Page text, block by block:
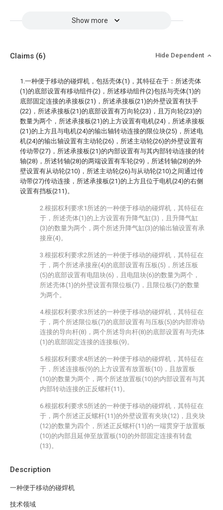
Show more
Description
一种便于移动的碰焊机
技术领域
Claims (6) Hide Dependent
1.一种便于移动的碰焊机，包括壳体(1)，其特征在于：所述壳体
(1)的底部设置有移动组件(2)，所述移动组件(2)包括与壳体(1)的
底部固定连接的承接板(21)，所述承接板(21)的外壁设置有扶手
(22)，所述承接板(21)的底部设置有万向轮(23)，且万向轮(23)的
数量为两个，所述承接板(21)的上方设置有电机(24)，所述承接板
(21)的上方且与电机(24)的输出轴转动连接的限位块(25)，所述电
机(24)的输出轴设置有主动轮(26)，所述主动轮(26)的外壁设置有
传动带(27)，所述承接板(21)的内部设置有与其内部转动连接的转
轴(28)，所述转轴(28)的两端设置有车轮(29)，所述转轴(28)的外
壁设置有从动轮(210)，所述主动轮(26)与从动轮(210)之间通过传
动带(27)传动连接，所述承接板(21)的上方且位于电机(24)的右侧
设置有挡板(211)。
2.根据权利要求1所述的一种便于移动的碰焊机，其特征在
于，所述壳体(1)的上方设置有升降气缸(3)，且升降气缸
(3)的数量为两个，两个所述升降气缸(3)的输出轴设置有承
接座(4)。
3.根据权利要求2所述的一种便于移动的碰焊机，其特征在
于，两个所述承接座(4)的底部设置有压板(5)，所述压板
(5)的底部设置有电阻块(6)，且电阻块(6)的数量为两个，
所述壳体(1)的外壁设置有限位板(7)，且限位板(7)的数量
为两个。
4.根据权利要求3所述的一种便于移动的碰焊机，其特征在
于，两个所述限位板(7)的底部设置有与压板(5)的内部滑动
连接的导向杆(8)，两个所述导向杆(8)的底部设置有与壳体
(1)的底部固定连接的连接板(9)。
5.根据权利要求4所述的一种便于移动的碰焊机，其特征在
于，所述连接板(9)的上方设置有放置板(10)，且放置板
(10)的数量为两个，两个所述放置板(10)的内部设置有与其
内部转动连接的正反螺杆(11)。
6.根据权利要求5所述的一种便于移动的碰焊机，其特征在
于，两个所述正反螺杆(11)的外壁设置有夹块(12)，且夹块
(12)的数量为四个，所述正反螺杆(11)的一端贯穿于放置板
(10)的内部且延伸至放置板(10)的外部固定连接有转盘
(13)。